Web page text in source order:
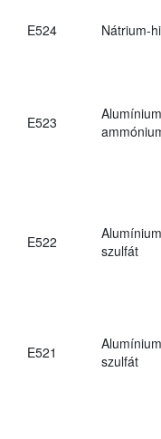
E524 Nátrium-
E523
E522
szulfát
E521
szulfát